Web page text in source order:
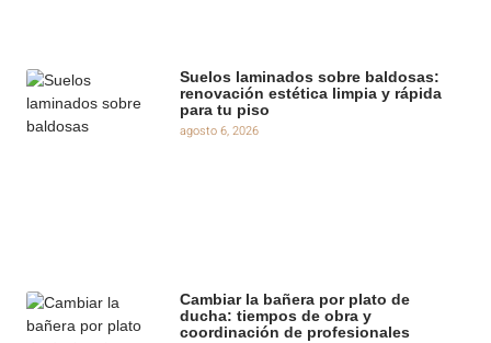
Suelos laminados sobre baldosas:
renovación estética limpia y rápida
para tu piso
agosto 6, 2026
Cambiar la bañera por plato de
ducha: tiempos de obra y
coordinación de profesionales